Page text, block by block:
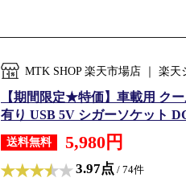
MTK SHOP 楽天市場店 ｜ 楽
【期間限定★特価】車載用 ク
有り USB 5V シガーソケット
送料無料 5,980円
3.97点 / 74件